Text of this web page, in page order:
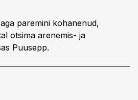
paremini kohanenud,
otsima arenemis- ja
Puusepp.